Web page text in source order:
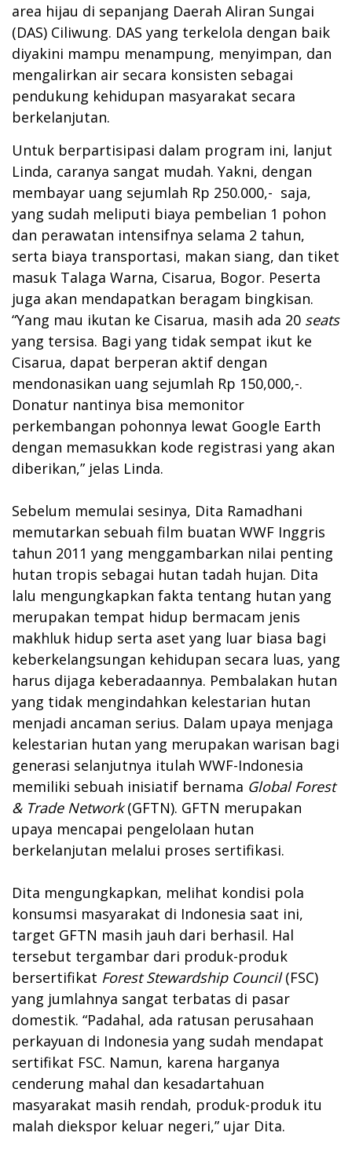
area hijau di sepanjang Daerah Aliran Sungai
(DAS) Ciliwung. DAS yang terkelola dengan baik
diyakini mampu menampung, menyimpan, dan
mengalirkan air secara konsisten sebagai
pendukung kehidupan masyarakat secara
berkelanjutan.
Untuk berpartisipasi dalam program ini, lanjut
Linda, caranya sangat mudah. Yakni, dengan
membayar uang sejumlah Rp 250.000,- saja,
yang sudah meliputi biaya pembelian 1 pohon
dan perawatan intensifnya selama 2 tahun,
serta biaya transportasi, makan siang, dan tiket
masuk Talaga Warna, Cisarua, Bogor. Peserta
juga akan mendapatkan beragam bingkisan.
“Yang mau ikutan ke Cisarua, masih ada 20 seats
yang tersisa. Bagi yang tidak sempat ikut ke
Cisarua, dapat berperan aktif dengan
mendonasikan uang sejumlah Rp 150,000,-.
Donatur nantinya bisa memonitor
perkembangan pohonnya lewat Google Earth
dengan memasukkan kode registrasi yang akan
diberikan,” jelas Linda.
Sebelum memulai sesinya, Dita Ramadhani
memutarkan sebuah film buatan WWF Inggris
tahun 2011 yang menggambarkan nilai penting
hutan tropis sebagai hutan tadah hujan. Dita
lalu mengungkapkan fakta tentang hutan yang
merupakan tempat hidup bermacam jenis
makhluk hidup serta aset yang luar biasa bagi
keberkelangsungan kehidupan secara luas, yang
harus dijaga keberadaannya. Pembalakan hutan
yang tidak mengindahkan kelestarian hutan
menjadi ancaman serius. Dalam upaya menjaga
kelestarian hutan yang merupakan warisan bagi
generasi selanjutnya itulah WWF-Indonesia
memiliki sebuah inisiatif bernama Global Forest
& Trade Network(GFTN). GFTN merupakan
upaya mencapai pengelolaan hutan
berkelanjutan melalui proses sertifikasi.
Dita mengungkapkan, melihat kondisi pola
konsumsi masyarakat di Indonesia saat ini,
target GFTN masih jauh dari berhasil. Hal
tersebut tergambar dari produk-produk
bersertifikat Forest Stewardship Council(FSC)
yang jumlahnya sangat terbatas di pasar
domestik. “Padahal, ada ratusan perusahaan
perkayuan di Indonesia yang sudah mendapat
sertifikat FSC. Namun, karena harganya
cenderung mahal dan kesadartahuan
masyarakat masih rendah, produk-produk itu
malah diekspor keluar negeri,” ujar Dita.